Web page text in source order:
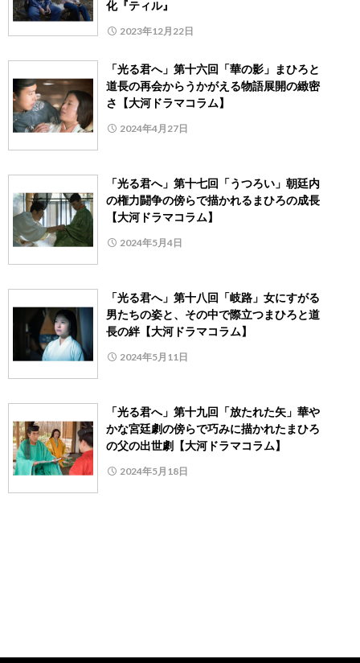
化『ティル』
2023年12月22日
「光る君へ」第十六回「華の影」まひろと
道長の再会からうかがえる物語展開の緻密
さ【大河ドラマコラム】
2024年4月27日
「光る君へ」第十七回「うつろい」朝廷内
の権力闘争の傍らで描かれるまひろの成長
【大河ドラマコラム】
2024年5月4日
「光る君へ」第十八回「岐路」女にすがる
男たちの姿と、その中で際立つまひろと道
長の絆【大河ドラマコラム】
2024年5月11日
「光る君へ」第十九回「放たれた矢」華や
かな宮廷劇の傍らで巧みに描かれたまひろ
の父の出世劇【大河ドラマコラム】
2024年5月18日